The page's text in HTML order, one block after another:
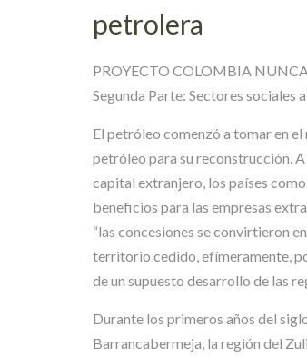
petrolera
PROYECTO COLOMBIA
Segunda Parte: Sectores sociales
El petróleo comenzó a tomar en
petróleo para su reconstrucción.
capital extranjero, los países
beneficios para las empresas
“las concesiones se convirtieron
territorio cedido, efímeramente,
de un supuesto desarrollo de las
Durante los primeros años del
Barrancabermeja, la región del